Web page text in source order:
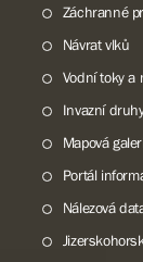
Záchranné
Návrat vlků
Vodní toky a
Invazní
Mapová
Portál
Nálezová